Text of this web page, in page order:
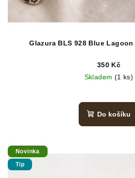
350 Kč
Skladem (1 ks)
Do košíku
Novinka
Tip